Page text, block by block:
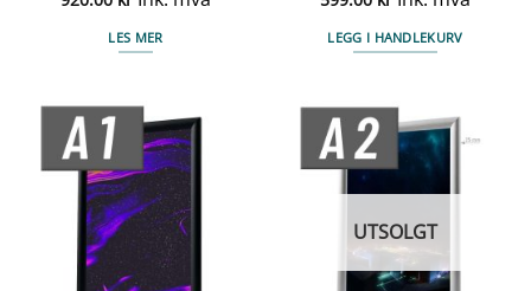
LES MER LEGG I HANDLEKURV
UTSOLGT